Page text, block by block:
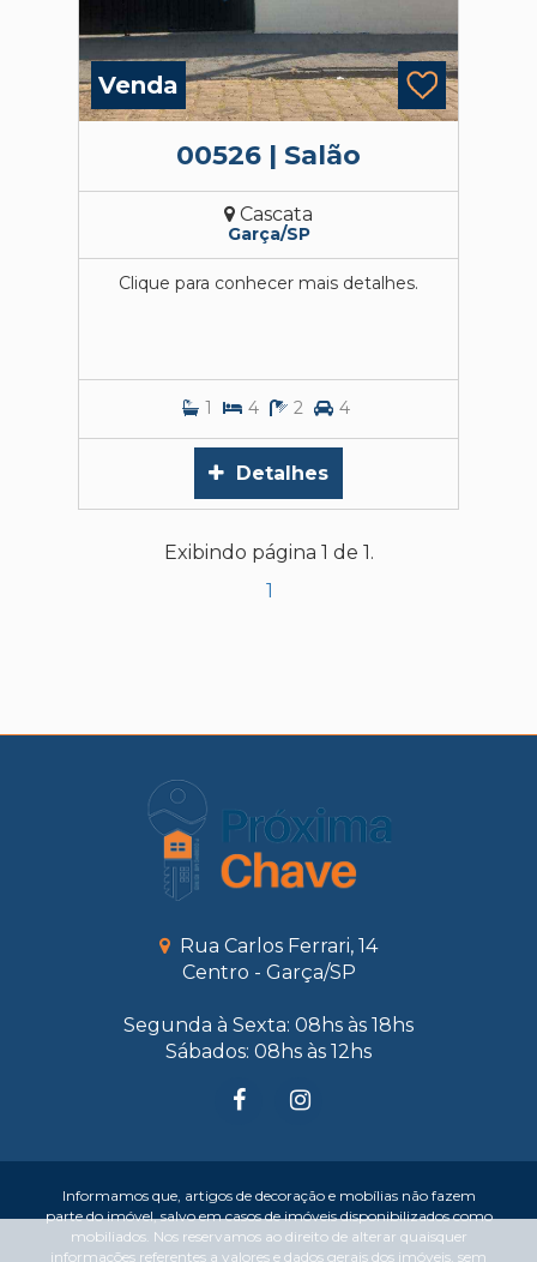
Venda
00526 | Salão
Cascata
Garça/SP
Clique para conhecer mais detalhes.
1 4 2 4
Detalhes
Exibindo página 1 de 1.
1
Rua Carlos Ferrari, 14
Centro - Garça/SP
Segunda à Sexta: 08hs às 18hs
Sábados: 08hs às 12hs
Informamos que, artigos de decoração e mobílias não fazem
parte do imóvel, salvo em casos de imóveis disponibilizados como
mobiliados. Nos reservamos ao direito de alterar quaisquer
informações referentes a valores e dados gerais dos imóveis, sem